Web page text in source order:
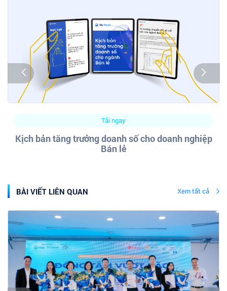
Tải ngay
Kịch bản tăng trưởng doanh số cho doanh nghiệp
Bán lẻ
BÀI VIẾT LIÊN QUAN Xem tất cả